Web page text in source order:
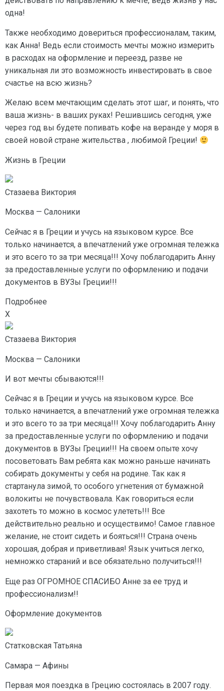
одна!
Также необходимо довериться профессионалам, таким,
как Анна! Ведь если стоимость мечты можно измерить
в расходах на оформление и переезд, разве не
уникальная ли это возможность инвестировать в свое
счастье на всю жизнь?
Желаю всем мечтающим сделать этот шаг, и понять, что
ваша жизнь- в ваших руках! Решившись сегодня, уже
через год вы будете попивать кофе на веранде у моря в
своей новой стране жительства , любимой Греции!
Жизнь в Греции
Стазаева Виктория
Москва — Салоники
Сейчас я в Греции и учусь на языковом курсе. Все
только начинается, а впечатлений уже огромная тележка
и это всего то за три месяца!!! Хочу поблагодарить Анну
за предоставленные услуги по оформлению и подачи
документов в ВУЗы Греции!!!
Подробнее
X
Стазаева Виктория
Москва — Салоники
И вот мечты сбываются!!!
Сейчас я в Греции и учусь на языковом курсе. Все
только начинается, а впечатлений уже огромная тележка
и это всего то за три месяца!!! Хочу поблагодарить Анну
за предоставленные услуги по оформлению и подачи
документов в ВУЗы Греции!!! На своем опыте хочу
посоветовать Вам ребята как можно раньше начинать
собирать документы у себя на родине. Так как я
стартанула зимой, то особого угнетения от бумажной
волокиты не почувствовала. Как говориться если
захотеть то можно в космос улететь!!! Все
действительно реально и осуществимо! Самое главное
желание, не стоит сидеть и бояться!!! Страна очень
хорошая, добрая и приветливая! Язык учиться легко,
немножко стараний и все обязательно получиться!!!
Еще раз ОГРОМНОЕ СПАСИБО Анне за ее труд и
профессионализм!!
Оформление документов
Статковская Татьяна
Самара — Афины
Первая моя поездка в Грецию состоялась в 2007 году.